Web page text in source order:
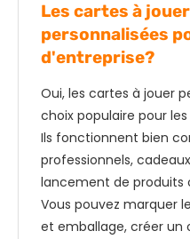
Les cartes à
personnalisées
d'entreprise?
Oui, les cartes à jouer
choix populaire pour
Ils fonctionnent bien
professionnels,
lancement de produits
Vous pouvez marquer
et emballage, créer un